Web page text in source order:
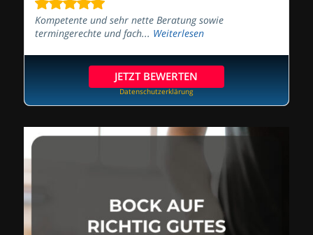
Kompetente und sehr nette Beratung sowie
termingerechte und fach... Weiterlesen
JETZT BEWERTEN
Datenschutzerklärung